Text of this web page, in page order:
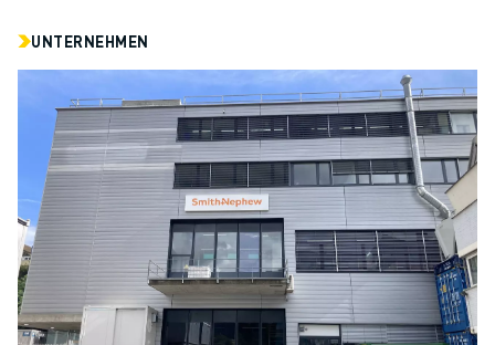
UNTERNEHMEN